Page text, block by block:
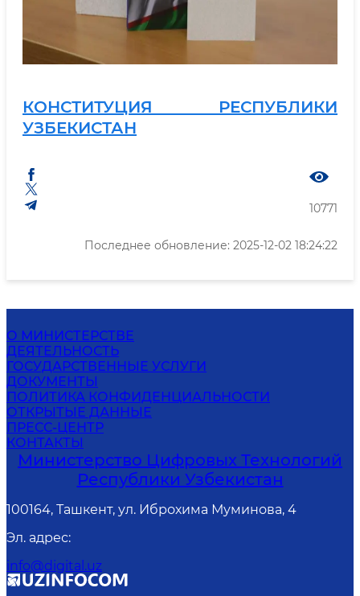
КОНСТИТУЦИЯ РЕСПУБЛИКИ
УЗБЕКИСТАН
10771
Последнее обновление: 2025-12-02 18:24:22
О МИНИСТЕРСТВЕ
ДЕЯТЕЛЬНОСТЬ
ГОСУДАРСТВЕННЫЕ УСЛУГИ
ДОКУМЕНТЫ
ПОЛИТИКА КОНФИДЕНЦИАЛЬНОСТИ
ОТКРЫТЫЕ ДАННЫЕ
ПРЕСС-ЦЕНТР
КОНТАКТЫ
Министерство Цифровых Технологий
Республики Узбекистан
100164, Ташкент, ул. Иброхима Муминова, 4
Эл. адрес:
info@digital.uz